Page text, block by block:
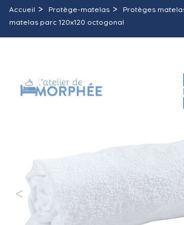
Accueil Protège-matelas Protèges
matelas parc 120x120 octogonal